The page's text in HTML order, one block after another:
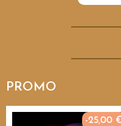
PROMO
-25,00